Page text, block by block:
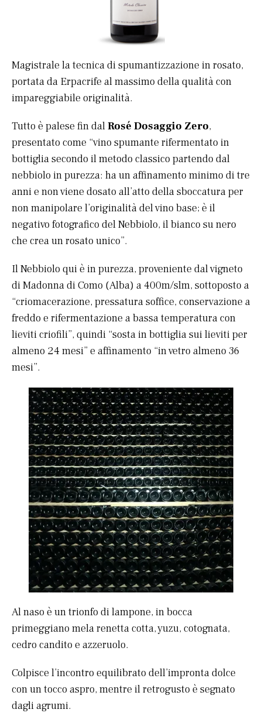
Magistrale la tecnica di spumantizzazione in rosato,
portata da Erpacrife al massimo della qualità con
impareggiabile originalità.
Tutto è palese fin dalRosé Dosaggio Zero,
presentato come “vino spumante rifermentato in
bottiglia secondo il metodo classico partendo dal
nebbiolo in purezza: ha un affinamento minimo di tre
anni e non viene dosato all’atto della sboccatura per
non manipolare l’originalità del vino base; è il
negativo fotografico del Nebbiolo, il bianco su nero
che crea un rosato unico”.
Il Nebbiolo qui è in purezza, proveniente dal vigneto
di Madonna di Como (Alba) a 400m/slm, sottoposto a
“criomacerazione, pressatura soffice, conservazione a
freddo e rifermentazione a bassa temperatura con
lieviti criofili”, quindi “sosta in bottiglia sui lieviti per
almeno 24 mesi” e affinamento “in vetro almeno 36
mesi”.
Al naso è un trionfo di lampone, in bocca
primeggiano mela renetta cotta, yuzu, cotognata,
cedro candito e azzeruolo.
Colpisce l’incontro equilibrato dell’impronta dolce
con un tocco aspro, mentre il retrogusto è segnato
dagli agrumi.